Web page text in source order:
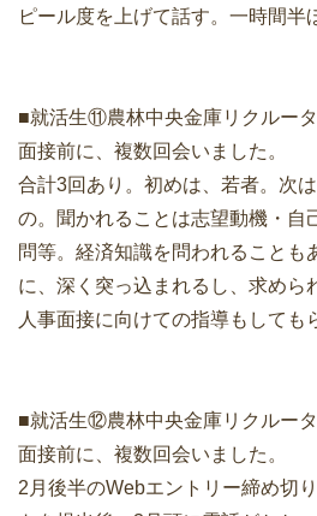
ピール度を上げて話す。一時間半
■就活生⑪農林中央金庫リクルー
面接前に、複数回会いました。
合計3回あり。初めは、若者。次
の。聞かれることは志望動機・自
問等。経済知識を問われることも
に、深く突っ込まれるし、求めら
人事面接に向けての指導もしても
■就活生⑫農林中央金庫リクルー
面接前に、複数回会いました。
2月後半のWebエントリー締め切